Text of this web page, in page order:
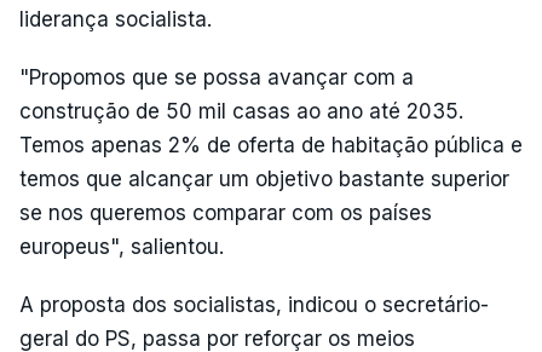
liderança socialista.
"Propomos que se possa avançar com a
construção de 50 mil casas ao ano até 2035.
Temos apenas 2% de oferta de habitação pública e
temos que alcançar um objetivo bastante superior
se nos queremos comparar com os países
europeus", salientou.
A proposta dos socialistas, indicou o secretário-
geral do PS, passa por reforçar os meios